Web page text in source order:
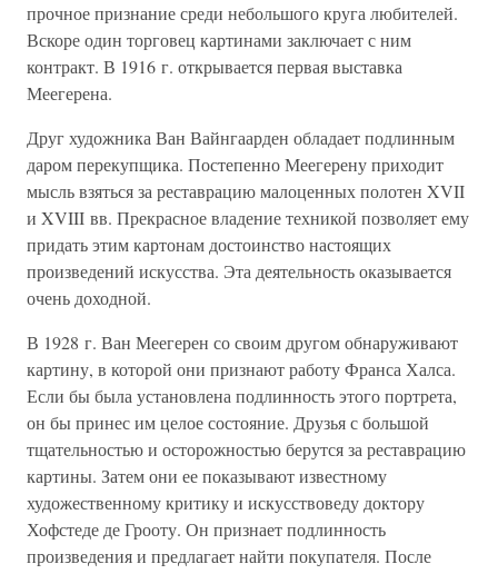
прочное признание среди небольшого круга любителей.
Вскоре один торговец картинами заключает с ним
контракт. В 1916 г. открывается первая выставка
Меегерена.
Друг художника Ван Вайнгаарден обладает подлинным
даром перекупщика. Постепенно Меегерену приходит
мысль взяться за реставрацию малоценных полотен XVII
и XVIII вв. Прекрасное владение техникой позволяет ему
придать этим картонам достоинство настоящих
произведений искусства. Эта деятельность оказывается
очень доходной.
В 1928 г. Ван Меегерен со своим другом обнаруживают
картину, в которой они признают работу Франса Халса.
Если бы была установлена подлинность этого портрета,
он бы принес им целое состояние. Друзья с большой
тщательностью и осторожностью берутся за реставрацию
картины. Затем они ее показывают известному
художественному критику и искусствоведу доктору
Хофстеде де Грооту. Он признает подлинность
произведения и предлагает найти покупателя. После